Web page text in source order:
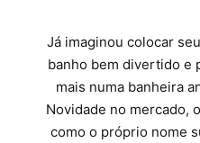
Já imaginou colocar
banho bem divertido e
mais numa banheira
Novidade no mercado, o
como o próprio nome